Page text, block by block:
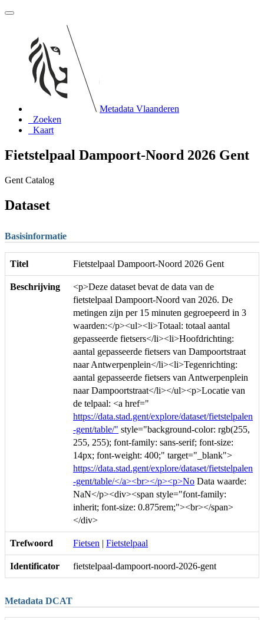
Metadata Vlaanderen
Zoeken
Kaart
Fietstelpaal Dampoort-Noord 2026 Gent
Gent Catalog
Dataset
Basisinformatie
Titel Fietstelpaal Dampoort-Noord 2026 Gent
Beschrijving
<p>Deze dataset bevat de data van de
fietstelpaal Dampoort-Noord van 2026. De
metingen zijn per 15 minuten gegroepeerd in 3
waarden:</p><ul><li>Totaal: totaal aantal
gepasseerde fietsers</li><li>Hoofdrichting:
aantal gepasseerde fietsers van Dampoortstraat
naar Antwerpenplein</li><li>Tegenrichting:
aantal gepasseerde fietsers van Antwerpenplein
naar Dampoortstraat</li></ul><p>Locatie van
de telpaal: <a href="
https://data.stad.gent/explore/dataset/fietstelpalen
-gent/table/" style="background-color: rgb(255,
255, 255); font-family: sans-serif; font-size:
14px; font-weight: 400;" target="_blank">
https://data.stad.gent/explore/dataset/fietstelpalen
-gent/table/</a><br></p><p>No Data waarde:
NaN</p><div><span style="font-family:
inherit; font-size: 0.875rem;"><br></span>
</div>
Trefwoord Fietsen | Fietstelpaal
Identificator fietstelpaal-dampoort-noord-2026-gent
Metadata DCAT